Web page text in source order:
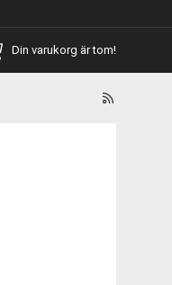
Din varukorg är tom!